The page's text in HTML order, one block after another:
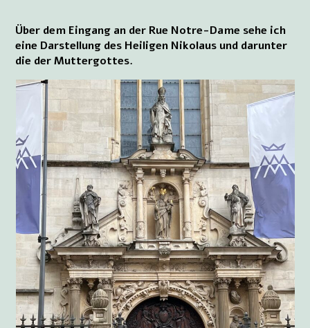
Über dem Eingang an der Rue Notre-Dame sehe ich
eine Darstellung des Heiligen Nikolaus und darunter
die der Muttergottes.